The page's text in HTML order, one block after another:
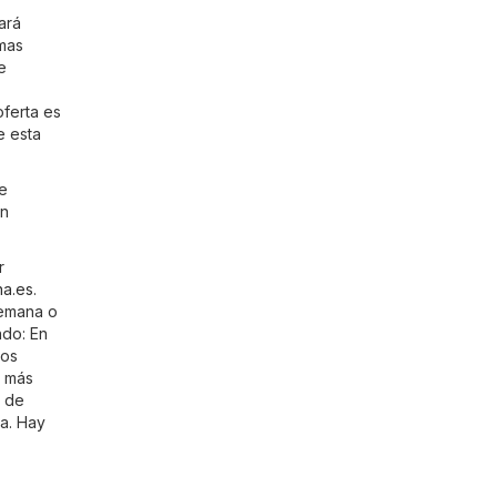
es
esta
.
o
En
de
Hay